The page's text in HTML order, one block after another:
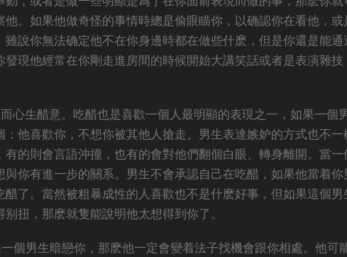
。如果他做奇怪的事情時總是偷眼瞄你，以确認你在看他，或
說你無法确定他不在你身邊時都在做些什麽，但是你還是能通
現他經常在你剛走進房間的時候開始大講笑話或者是表演雜技
心生醋意。吃醋也是喜歡一個人最明顯的表現之一，如果一個
他喜歡你，不想你被其他人搶走。男生表達嫉妒的方式也不一
的則會言語沖撞，也有的會對他們翻個白眼、轉身離開。當一
你有進一步的關系。男生不會承認自己在吃醋，如果他當着你
了。當然被粗暴成性的人喜歡也不是什麽好事，但如果這個男
扭，那麽就隻能說明他太想得到你了。
個男生暗戀你，那麽他一定會變着法子找機會跟你相處。他可